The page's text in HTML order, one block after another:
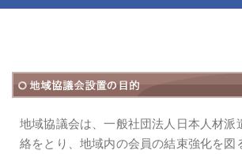
地域協議会は、一般社団法人日本人材派
絡をとり、地域内の会員の結束強化を図